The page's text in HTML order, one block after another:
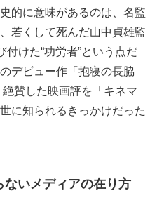
的に意味があるのは、名監
若くして死んだ山中貞雄監
付けた“功労者”という点だ
デビュー作「抱寝の長脇
賛した映画評を「キネマ
に知られるきっかけだった
いメディアの在り方